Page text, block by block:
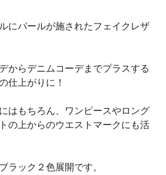
にパールが施されたフェイクレザ
からデニムコーデまでプラスする
仕上がりに！
はもちろん、ワンピースやロング
の上からのウエストマークにも活
ラック２色展開です。